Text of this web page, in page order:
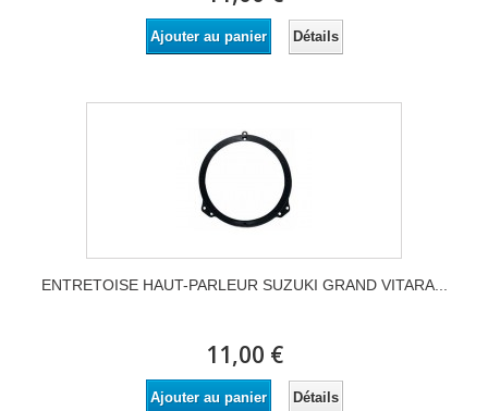
Ajouter au panier Détails
ENTRETOISE HAUT-PARLEUR SUZUKI GRAND VITARA...
11,00 €
Ajouter au panier Détails